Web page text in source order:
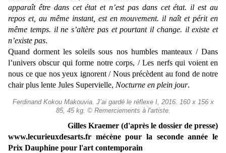
apparaît être dans cet état et n’est pas dans cet état. il est au
repos et, au même instant, est en mouvement. il naît et périt en
même temps. il ne s’altère pas et pourtant il change. il existe et
n’existe pas.
Quand dorment les soleils sous nos humbles manteaux / Dans
l’univers obscur qui forme notre corps, / Les nerfs qui voient en
nous ce que nos yeux ignorent / Nous précèdent au fond de notre
chair plus lente Jules Supervielle, Nocturne en plein jour.
Ferdinand Kokou Makouvia. J’ai gardé le réflexe I, 2016. 160 x 156 x
85, 45 kg. © Remerciements à l'artiste.
Gilles Kraemer (d'après le dossier de presse)
www.lecurieuxdesarts.fr mécène pour la seconde année le
Prix Dauphine pour l'art contemporain